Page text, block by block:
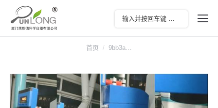
首页 9bb3a…